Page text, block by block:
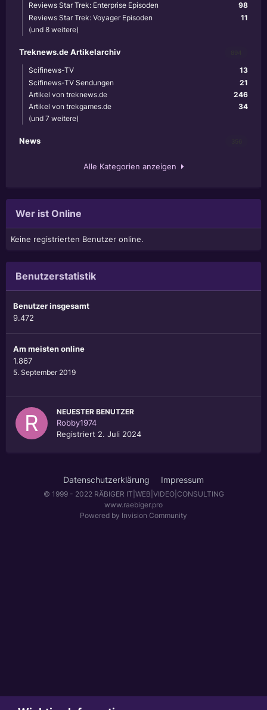
98
Reviews Star Trek: Enterprise Episoden
11
Reviews Star Trek: Voyager Episoden
(und 8 weitere)
Treknews.de Artikelarchiv
13
Scifinews-TV
21
Scifinews-TV Sendungen
246
Artikel von treknews.de
34
Artikel von trekgames.de
(und 7 weitere)
News
Alle Kategorien anzeigen
Wer ist Online
Keine registrierten Benutzer online.
Benutzerstatistik
Benutzer insgesamt
9.472
Am meisten online
1.867
5. September 2019
NEUESTER BENUTZER
Robby1974
Registriert 2. Juli 2024
Datenschutzerklärung Impressum
© 1999 - 2022 RÄBIGER IT|WEB|VIDEO|CONSULTING
www.raebiger.pro
Powered by Invision Community